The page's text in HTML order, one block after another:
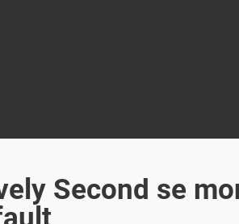
Second se